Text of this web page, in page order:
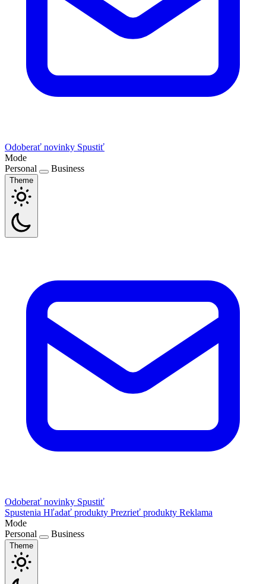
Odoberať novinky Spustiť
Mode
Personal
Business
Theme
Odoberať novinky Spustiť
Spustenia Hľadať produkty Prezrieť produkty Reklama
Mode
Personal
Business
Theme